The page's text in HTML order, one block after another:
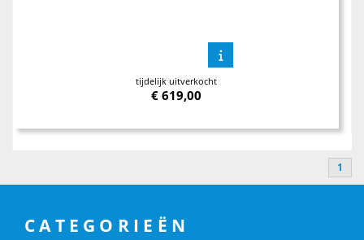
tijdelijk uitverkocht
€ 619,00
1
CATEGORIEËN